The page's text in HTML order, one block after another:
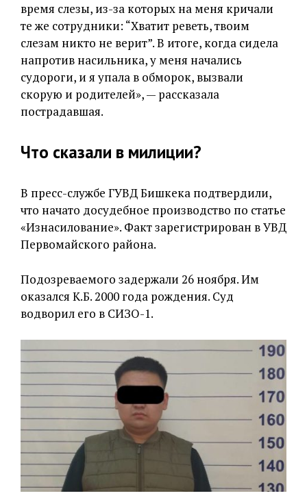
время слезы, из-за которых на меня кричали
те же сотрудники: “Хватит реветь, твоим
слезам никто не верит”. В итоге, когда сидела
напротив насильника, у меня начались
судороги, и я упала в обморок, вызвали
скорую и родителей», — рассказала
пострадавшая.
Что сказали в милиции?
В пресс-службе ГУВД Бишкека подтвердили,
что начато досудебное производство по статье
«Изнасилование». Факт зарегистрирован в УВД
Первомайского района.
Подозреваемого задержали 26 ноября. Им
оказался К.Б. 2000 года рождения. Суд
водворил его в СИЗО-1.